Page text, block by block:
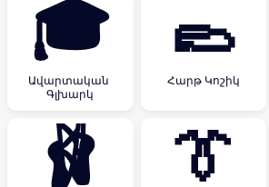
🎓
Ավարտական ​​
Գլխարկ
🥿
Հարթ Կոշիկ
🩰 👔